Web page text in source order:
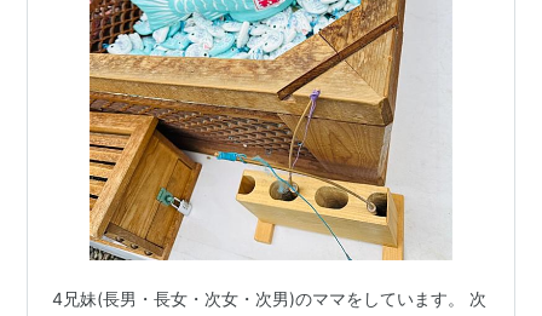
4兄妹(長男・長女・次女・次男)のママをしています。 次